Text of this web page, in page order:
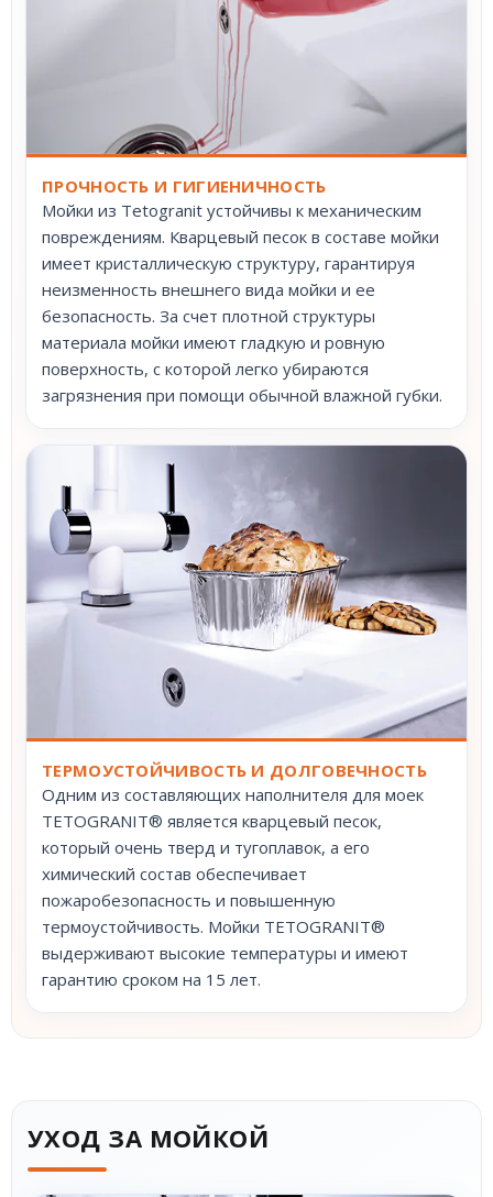
ПРОЧНОСТЬ И ГИГИЕНИЧНОСТЬ
Мойки из Tetogranit устойчивы к механическим
повреждениям. Кварцевый песок в составе мойки
имеет кристаллическую структуру, гарантируя
неизменность внешнего вида мойки и ее
безопасность. За счет плотной структуры
материала мойки имеют гладкую и ровную
поверхность, с которой легко убираются
загрязнения при помощи обычной влажной губки.
ТЕРМОУСТОЙЧИВОСТЬ И ДОЛГОВЕЧНОСТЬ
Одним из составляющих наполнителя для моек
TETOGRANIT® является кварцевый песок,
который очень тверд и тугоплавок, а его
химический состав обеспечивает
пожаробезопасность и повышенную
термоустойчивость. Мойки TETOGRANIT®
выдерживают высокие температуры и имеют
гарантию сроком на 15 лет.
УХОД ЗА МОЙКОЙ